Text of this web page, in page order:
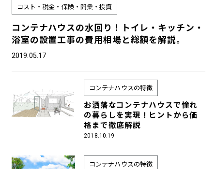
コンテナハウスの水回り！トイレ・キッチン・
浴室の設置工事の費用相場と総額を解説。
コスト・税金・保険・開業・投資
2019.05.17
お洒落なコンテナハウスで憧れ
の暮らしを実現！ヒントから価
格まで徹底解説
コンテナハウスの特徴
2018.10.19
コンテナハウスの特徴